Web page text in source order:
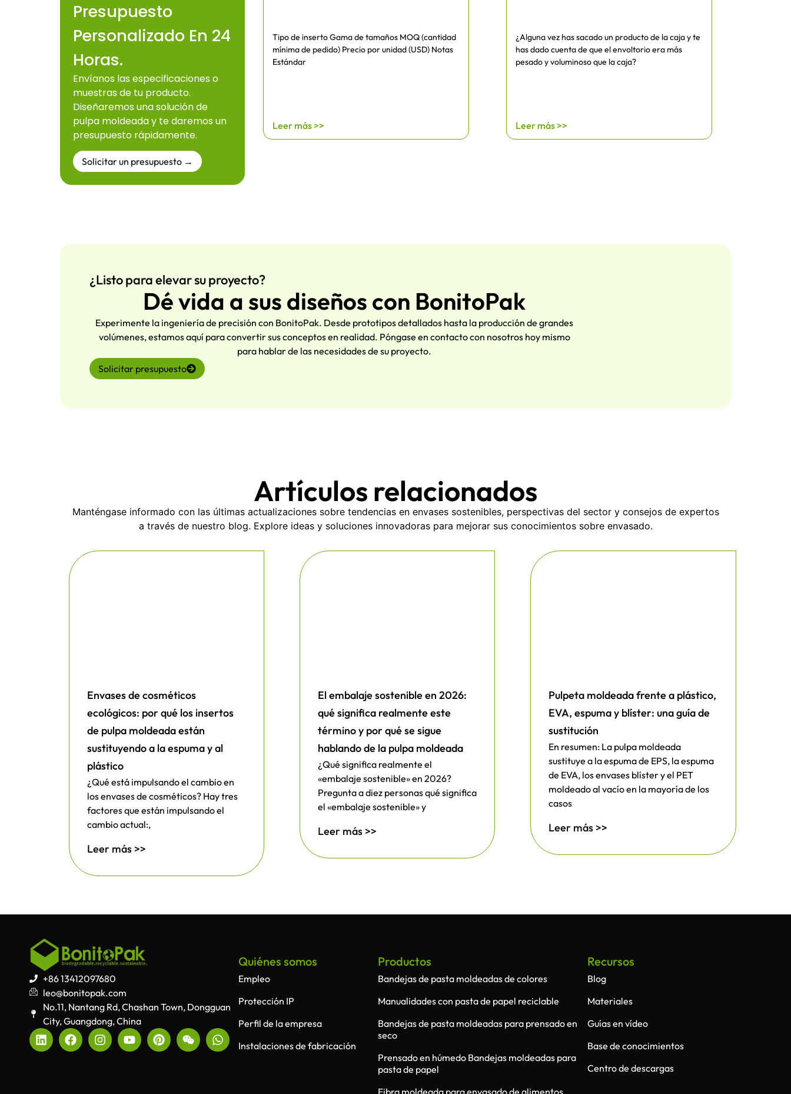
Presupuesto
Personalizado En 24
Horas.
Envíanos las especificaciones o
muestras de tu producto.
Diseñaremos una solución de
pulpa moldeada y te daremos un
presupuesto rápidamente.
Solicitar un presupuesto →
Tipo de inserto Gama de tamaños MOQ (cantidad
mínima de pedido) Precio por unidad (USD) Notas
Estándar
Leer más >>
¿Alguna vez has sacado un producto de la caja y te
has dado cuenta de que el envoltorio era más
pesado y voluminoso que la caja?
Leer más >>
¿Listo para elevar su proyecto?
Dé vida a sus diseños con BonitoPak
Experimente la ingeniería de precisión con BonitoPak. Desde prototipos detallados hasta la producción de grandes
volúmenes, estamos aquí para convertir sus conceptos en realidad. Póngase en contacto con nosotros hoy mismo
para hablar de las necesidades de su proyecto.
Solicitar presupuesto
Artículos relacionados
Manténgase informado con las últimas actualizaciones sobre tendencias en envases sostenibles, perspectivas del sector y consejos de expertos
a través de nuestro blog. Explore ideas y soluciones innovadoras para mejorar sus conocimientos sobre envasado.
Envases de cosméticos
ecológicos: por qué los insertos
de pulpa moldeada están
sustituyendo a la espuma y al
plástico
¿Qué está impulsando el cambio en
los envases de cosméticos? Hay tres
factores que están impulsando el
cambio actual:,
Leer más >>
El embalaje sostenible en 2026:
qué significa realmente este
término y por qué se sigue
hablando de la pulpa moldeada
¿Qué significa realmente el
«embalaje sostenible» en 2026?
Pregunta a diez personas qué significa
el «embalaje sostenible» y
Leer más >>
Pulpeta moldeada frente a plástico,
EVA, espuma y blíster: una guía de
sustitución
En resumen: La pulpa moldeada
sustituye a la espuma de EPS, la espuma
de EVA, los envases blíster y el PET
moldeado al vacío en la mayoría de los
casos
Leer más >>
+86 13412097680
leo@bonitopak.com
No.11, Nantang Rd, Chashan Town, Dongguan
City, Guangdong, China
Quiénes somos
Empleo
Protección IP
Perfil de la empresa
Instalaciones de fabricación
Productos
Bandejas de pasta moldeadas de colores
Manualidades con pasta de papel reciclable
Bandejas de pasta moldeadas para prensado en
seco
Prensado en húmedo Bandejas moldeadas para
pasta de papel
Fibra moldeada para envasado de alimentos
Recursos
Blog
Materiales
Guías en vídeo
Base de conocimientos
Centro de descargas